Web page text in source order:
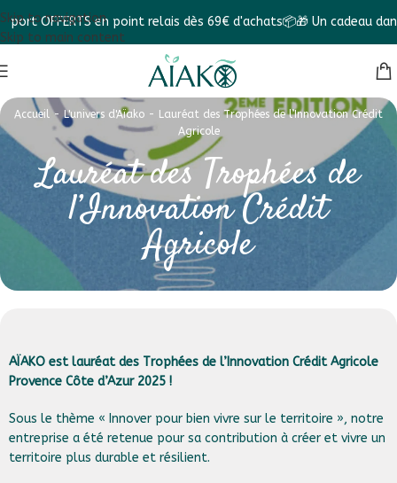
Skip to navigation
Skip to main content
OFFERTS en point relais dès 69€ d'achats📦🎁 Un cadeau dans
Accueil -L'univers d'Aïako - Lauréat des Trophées de l’Innovation Crédit
Agricole
Lauréat des Trophées de
l’Innovation Crédit
Agricole
AÏAKO est lauréat des Trophées de l’Innovation Crédit Agricole
Provence Côte d’Azur 2025 !
Sous le thème « Innover pour bien vivre sur le territoire », notre
entreprise a été retenue pour sa contribution à créer et vivre un
territoire plus durable et résilient.